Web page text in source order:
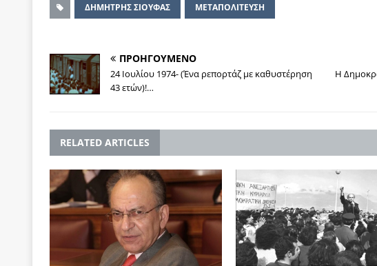
ΔΗΜΗΤΡΗΣ ΣΙΟΥΦΑΣ ΜΕΤΑΠΟΛΙΤΕΥΣΗ
ΠΡΟΗΓΟΥΜΕΝΟ
24 Ιουλίου 1974- (Ένα ρεπορτάζ με καθυστέρηση
43 ετών)!…
Η
RELATED ARTICLES